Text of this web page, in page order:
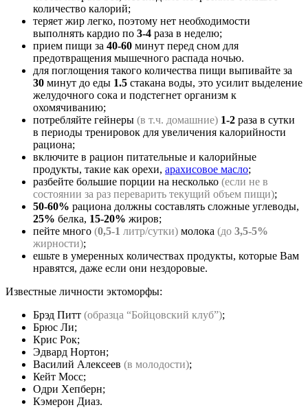
количество калорий;
теряет жир легко, поэтому нет необходимости
выполнять кардио по 3-4 раза в неделю;
прием пищи за 40-60 минут перед сном для
предотвращения мышечного распада ночью.
для поглощения такого количества пищи выпивайте за
30 минут до еды 1.5 стакана воды, это усилит выделение
желудочного сока и подстегнет организм к
охомячиванию;
потребляйте гейнеры (в т.ч. домашние) 1-2 раза в сутки
в периоды тренировок для увеличения калорийности
рациона;
включите в рацион питательные и калорийные
продукты, такие как орехи, арахисовое масло;
разбейте большие порции на несколько (если не в
состоянии за раз переварить текущий объем пищи);
50-60% рациона должны составлять сложные углеводы,
25% белка, 15-20% жиров;
пейте много (0,5-1 литр/сутки) молока (до 3,5-5%
жирности);
ешьте в умеренных количествах продукты, которые Вам
нравятся, даже если они нездоровые.
Известные личности эктоморфы:
Брэд Питт (образца “Бойцовский клуб”);
Брюс Ли;
Крис Рок;
Эдвард Нортон;
Василий Алексеев (в молодости);
Кейт Мосс;
Одри Хепберн;
Кэмерон Диаз.